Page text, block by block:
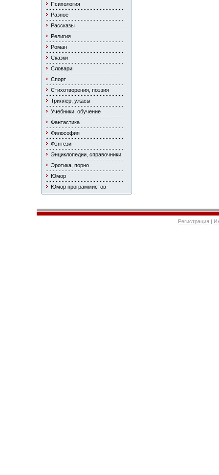
Психология
Разное
Рассказы
Религия
Роман
Сказки
Словари
Спорт
Стихотворения, поэзия
Триллер, ужасы
Учебники, обучение
Фантастика
Философия
Фэнтези
Энциклопедии, справочники
Эротика, порно
Юмор
Юмор программистов
Регистрация |